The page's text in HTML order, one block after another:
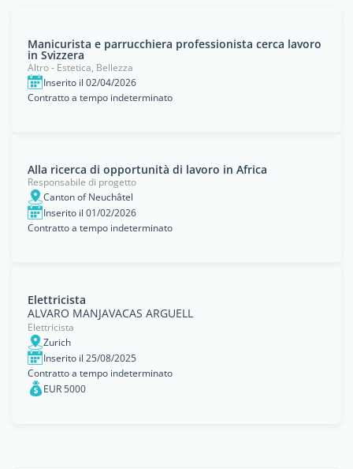
Manicurista e parrucchiera professionista cerca lavoro
in Svizzera
Altro - Estetica, Bellezza
Inserito il 02/04/2026
Contratto a tempo indeterminato
Alla ricerca di opportunità di lavoro in Africa
Responsabile di progetto
Canton of Neuchâtel
Inserito il 01/02/2026
Contratto a tempo indeterminato
Elettricista
ALVARO MANJAVACAS ARGUELL
Elettricista
Zurich
Inserito il 25/08/2025
Contratto a tempo indeterminato
EUR 5000